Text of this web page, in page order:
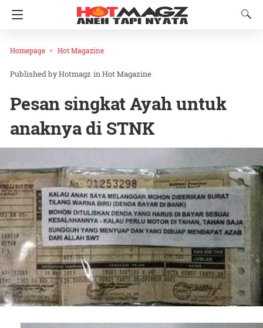
Homepage Hot Magazine
Hotmagz inHot Magazine
Pesan singkat Ayah untuk
anaknya di STNK